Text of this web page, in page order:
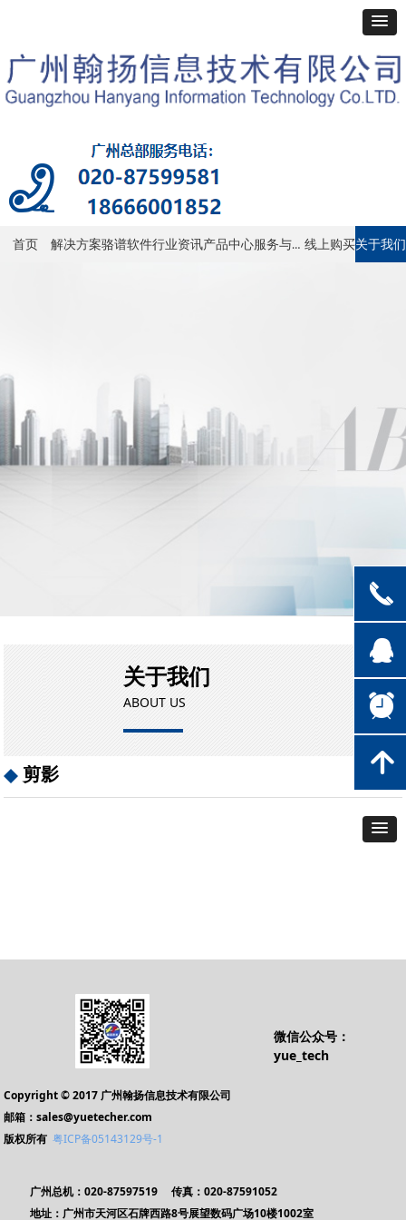
首页 解决方案骆谱软件行业资讯产品中心 服务与支持 线上购买关于我们
关于我们
ABOUT US
剪影
微信公众号：
yue_tech
Copyright © 2017 广州翰扬信息技术有限公司
邮箱：sales@yuetecher.com
版权所有 粤ICP备05143129号-1
广州总机：020-87597519 传真：020-87591052
地址：广州市天河区石牌西路8号展望数码广场10楼1002室
끅
뀩
뀥
녕